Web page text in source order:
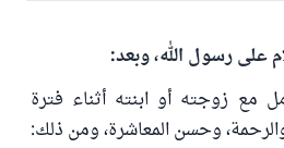
على رسول الله، وبعد:
مع زوجته أو ابنته أثناء فترة
وحسن المعاشرة، ومن ذلك: